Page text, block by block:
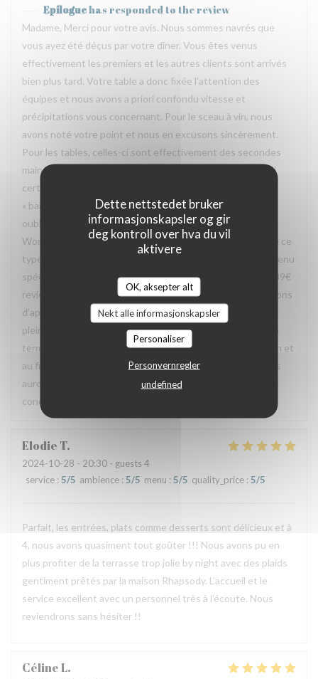
Dette nettstedet bruker
informasjonskapsler og gir
deg kontroll over hva du vil
aktivere
OK, aksepter alt
Nekt alle informasjonskapsler
Personaliser
Personvernregler
undefined
Epiloguehas responded to the review
Madame, Merci pour votre avis. Nous sommes navrés que
vous ayez été déçus par votre dîner. Vous êtes venus
effectivement les premiers et les autres clients sont arrivés
bien plus tard. Votre table a donc fixée l’attention des
équipes et nous avons a priori confondu vitesse et
précipitations vous concernant. Pour le sceau à vin, nous
avons noté votre point et nous en excusons sincèrement.
Pour les tables, celles-ci sont effectivement des secondes
mains, ce qui peut faire selon nous leurs charmes même si
certaines peuvent être considérées dans leur jus, voire
« bancales » même si stables. Un point cependant: vous
oubliez de mentionner que vous avez exercé un bon
Wonderbox. Sachez que bon nombre de restaurant refuse ce
type de bon le vendredi soir et vous oblige à prendre un menu
spécifique (car il faut savoir que sur les 59€ de bon, seuls 39€
reviennent au restaurant. De notre côté, nous nous refusons
d’appliquer ce genre de politique pour vous faire profiter
pleinement du restaurant. Nous allons d’ailleurs mettre un
terme à ce partenariat car celui-ci ne rempli pas sa fonction et
au final coûte cher au restaurant. Nous espérons que nous
aurons tout de même l’occasion de vous recevoir dans des
conditions plus agréables pour vous.
Elodie T
2024-10-28 - 20:30 - guests 4
service : 5/5 ambience : 5/5 menu : 5/5 quality_price : 5/5
Parfait, les entrées, plats comme desserts sont délicieux et à
4, nous avons quasiment tout goûter !!! Nous avons pu en
plus profiter de la terrasse trop jolie by night avec des plaids
gentiment prêtés par la maison Rhapsody. L’accueil et le
service excellent avec un personnel très à l’écoute. Nous
reviendrons sans hésiter !!
CélineL